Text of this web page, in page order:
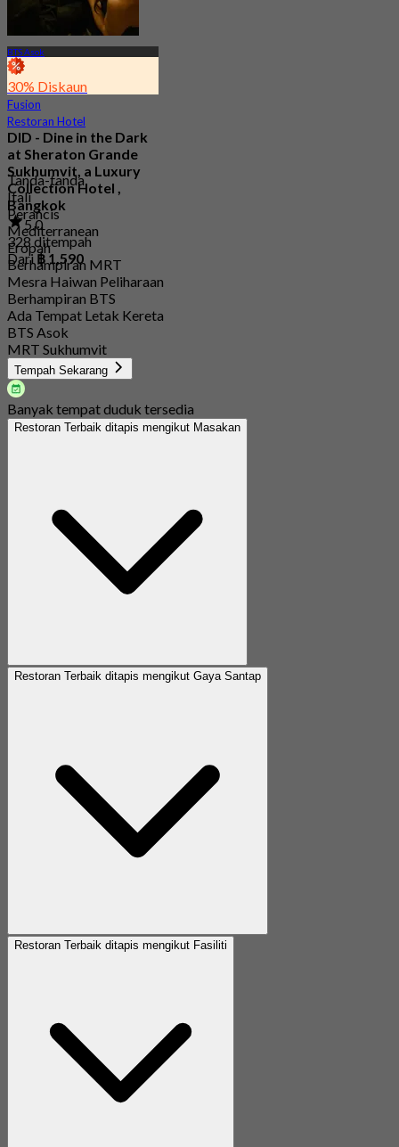
BTS Asok
30% Diskaun
Fusion
Restoran Hotel
DID - Dine in the Dark
at Sheraton Grande
Sukhumvit, a Luxury
Collection Hotel ,
Bangkok
5.0
328 ditempah
Dari฿ 1,590
Tanda-tanda
Itali
Perancis
Mediterranean
Eropah
Berhampiran MRT
Mesra Haiwan Peliharaan
Berhampiran BTS
Ada Tempat Letak Kereta
BTS Asok
MRT Sukhumvit
Tempah Sekarang
Banyak tempat duduk tersedia
Restoran Terbaik ditapis mengikut Masakan
Restoran Terbaik ditapis mengikut Gaya Santap
Restoran Terbaik ditapis mengikut Fasiliti